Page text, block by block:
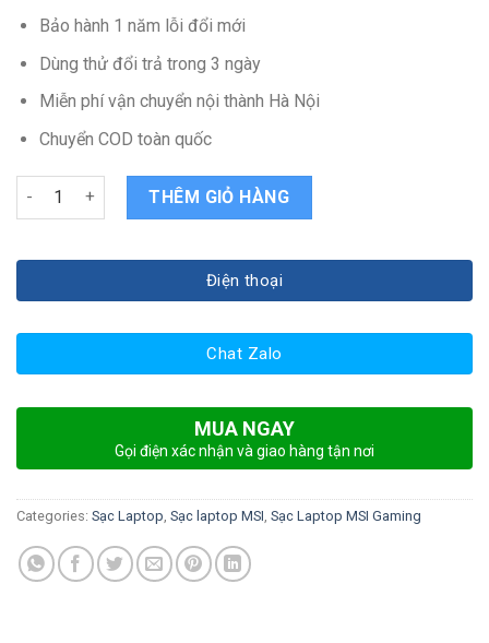
Bảo hành 1 năm lỗi đổi mới
Dùng thử đổi trả trong 3 ngày
Miễn phí vận chuyển nội thành Hà Nội
Chuyển COD toàn quốc
Sạc MSI Gaming GF63 Thin 10 11 12 quantity
THÊM GIỎ HÀNG
Điện thoại
Chat Zalo
MUA NGAY
Gọi điện xác nhận và giao hàng tận nơi
Categories: Sạc Laptop Sạc laptop MSI Sạc Laptop MSI Gaming